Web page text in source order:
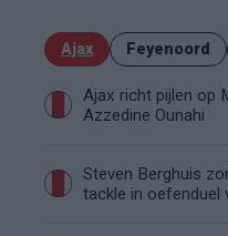
Ajax Feyenoord
Ajax richt pijlen op
Azzedine Ounahi
Steven Berghuis
tackle in oefenduel